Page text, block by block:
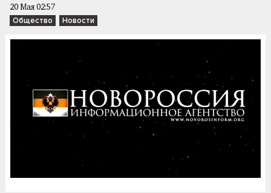
20 Мая 02:57
Общество Новости